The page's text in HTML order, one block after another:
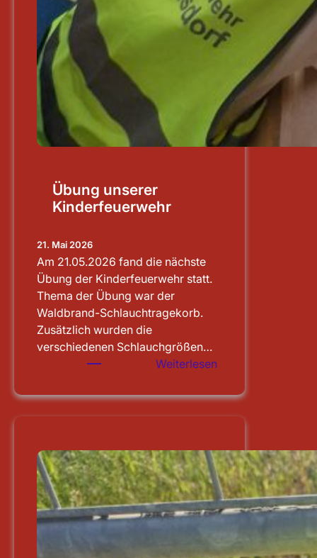
Übung unserer
Kinderfeuerwehr
21. Mai 2026
Am 21.05.2026 fand die nächste
Übung der Kinderfeuerwehr statt.
Thema der Übung war der
Waldbrand-Schlauchtragekorb.
Zusätzlich wurden die
verschiedenen Schlauchgrößen…
Weiterlesen
unserer